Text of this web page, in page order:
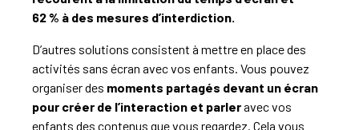
62 % à des mesures d’interdiction.
D’autres solutions consistent à mettre en place des
activités sans écran avec vos enfants. Vous pouvez
organiser des moments partagés devant un écran
pour créer de l’interaction et parleravec vos
enfants des contenus que vous regardez. Cela vous